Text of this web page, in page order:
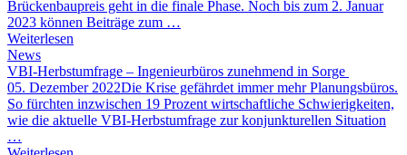
Brückenbaupreis geht in die finale Phase. Noch bis zum 2. Januar
2023 können Beiträge zum …
Weiterlesen
News
VBI-Herbstumfrage – Ingenieurbüros zunehmend in Sorge
05. Dezember 2022Die Krise gefährdet immer mehr Planungsbüros.
So fürchten inzwischen 19 Prozent wirtschaftliche Schwierigkeiten,
wie die aktuelle VBI-Herbstumfrage zur konjunkturellen Situation
…